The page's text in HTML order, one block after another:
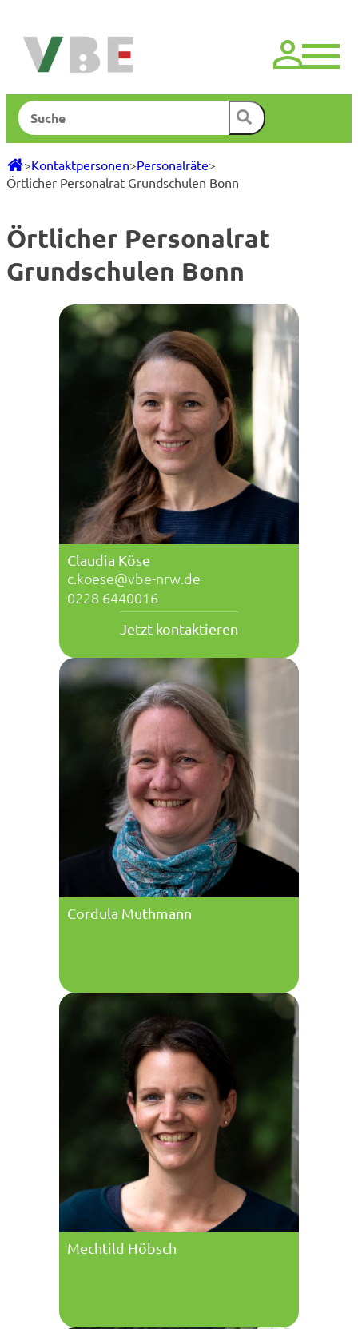
springen
Suchen
>Kontaktpersonen>Personalräte>
Örtlicher Personalrat Grundschulen Bonn
Örtlicher Personalrat
Grundschulen Bonn
Claudia Köse
c.koese@vbe-nrw.de
0228 6440016
Jetzt kontaktieren
Cordula Muthmann
Mechtild Höbsch